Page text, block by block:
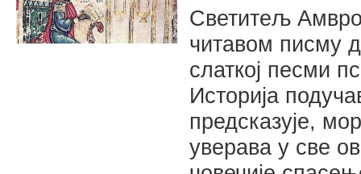
Светитељ
читавом писму
слаткој песми
Историја
предсказује,
уверава у све